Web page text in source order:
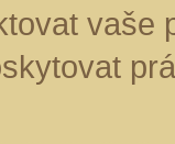
vaše